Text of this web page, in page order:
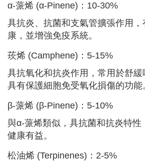
α-蒎烯 (α-Pinene)：10-30%
具抗炎、抗菌和支氣管擴張作用
康，並增強免疫系統。
莰烯 (Camphene)：5-15%
具抗氧化和抗炎作用，常用於舒
具有保護細胞免受氧化損傷的功能
β-蒎烯 (β-Pinene)：5-10%
與α-蒎烯類似，具抗菌和抗炎特性
健康有益。
松油烯 (Terpinenes)：2-5%